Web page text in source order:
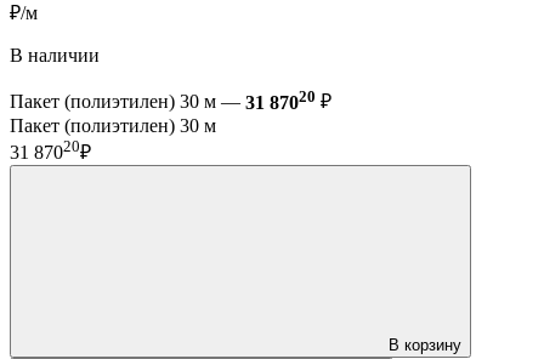
₽/м
В наличии
Пакет (полиэтилен) 30 м — 31 87020 ₽
Пакет (полиэтилен) 30 м
31 87020₽
В корзину